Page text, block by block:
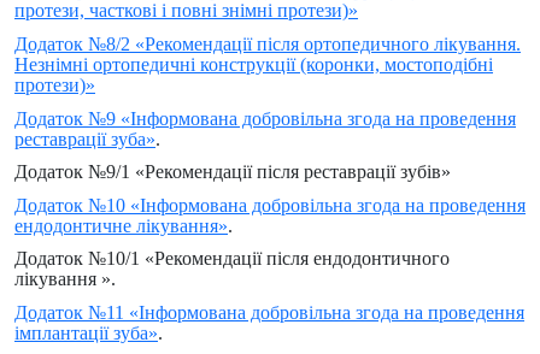
протези, часткові і повні знімні протези)»
Додаток №8/2 «Рекомендації після ортопедичного лікування.
Незнімні ортопедичні конструкції (коронки, мостоподібні
протези)»
Додаток №9 «Інформована добровільна згода на проведення
реставрації зуба».
Додаток №9/1 «Рекомендації після реставрації зубів»
Додаток №10 «Інформована добровільна згода на проведення
ендодонтичне лікування».
Додаток №10/1 «Рекомендації після ендодонтичного
лікування ».
Додаток №11 «Інформована добровільна згода на проведення
імплантації зуба».